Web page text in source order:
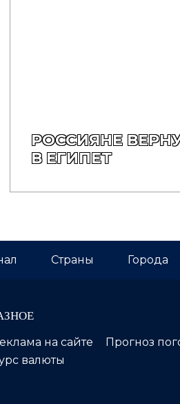
РОССИЯНЕ
В ЕГИПЕТ
Страны Города
на сайте
Прогноз
валюты